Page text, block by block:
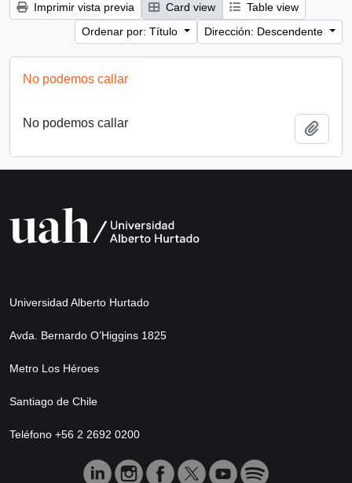
Imprimir vista previa Card view
Table view
Ordenar por: Título
Dirección: Descendente
No podemos callar
No podemos callar
Universidad Alberto Hurtado
Avda. Bernardo O’Higgins 1825
Metro Los Héroes
Santiago de Chile
Teléfono +56 2 2692 0200